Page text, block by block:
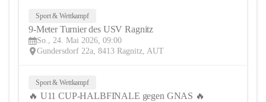
Sport & Wettkampf
9-Meter Turnier des USV Ragnitz
So., 24. Mai 2026, 09:00
Gundersdorf 22a, 8413 Ragnitz, AUT
Sport & Wettkampf
🔥 U11 CUP-HALBFINALE gegen GNAS 🔥